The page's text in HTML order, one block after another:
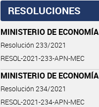
RESOLUCIONES
MINISTERIO DE ECONOMÍA
Resolución 233/2021
RESOL-2021-233-APN-MEC
MINISTERIO DE ECONOMÍA
Resolución 234/2021
RESOL-2021-234-APN-MEC